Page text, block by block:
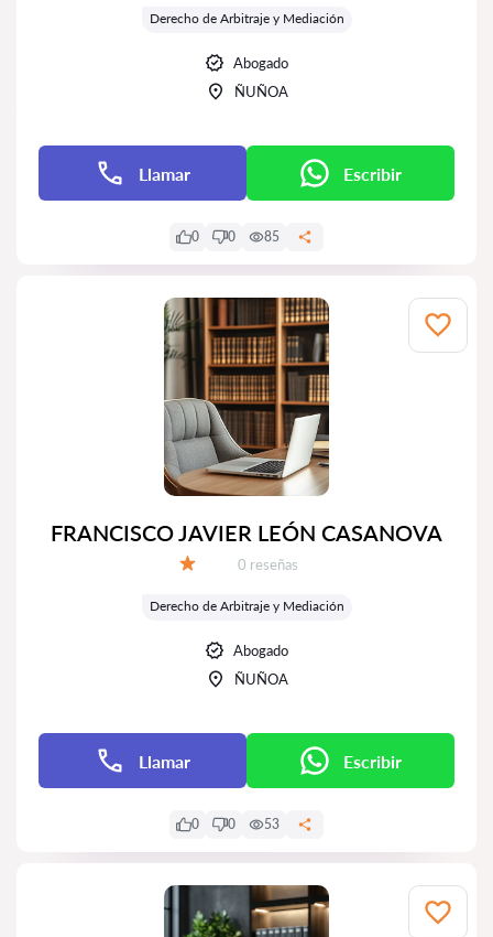
Derecho de Arbitraje y Mediación
Abogado
ÑUÑOA
Llamar Escribir
0 0 85
FRANCISCO JAVIER LEÓN CASANOVA
Número de reseñas:
0 reseñas
Derecho de Arbitraje y Mediación
Abogado
ÑUÑOA
Llamar Escribir
0 0 53